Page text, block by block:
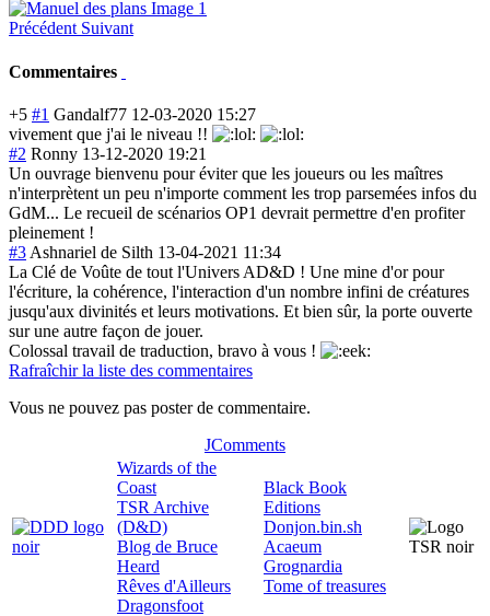
Précédent Suivant
Commentaires
+5 #1 Gandalf77 12-03-2020 15:27
vivement que j'ai le niveau !!
#2 Ronny 13-12-2020 19:21
Un ouvrage bienvenu pour éviter que les joueurs ou les maîtres
n'interprètent un peu n'importe comment les trop parsemées infos du
GdM... Le recueil de scénarios OP1 devrait permettre d'en profiter
pleinement !
#3 Ashnariel de Silth 13-04-2021 11:34
La Clé de Voûte de tout l'Univers AD&D ! Une mine d'or pour
l'écriture, la cohérence, l'interaction d'un nombre infini de créatures
jusqu'aux divinités et leurs motivations. Et bien sûr, la porte ouverte
sur une autre façon de jouer.
Colossal travail de traduction, bravo à vous !
Rafraîchir la liste des commentaires
Vous ne pouvez pas poster de commentaire.
JComments
Wizards of the
Coast
TSR Archive
(D&D)
Blog de Bruce
Heard
Rêves d'Ailleurs
Dragonsfoot
Black Book
Editions
Donjon.bin.sh
Acaeum
Grognardia
Tome of treasures